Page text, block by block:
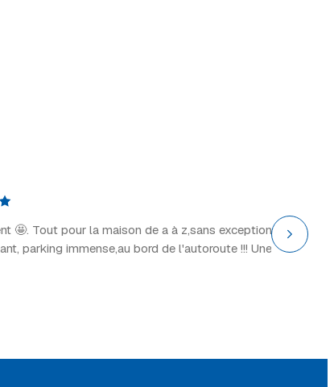
🤩. Tout pour la maison de a à z,sans exception
parking immense,au bord de l'autoroute !!! Une
il y a 2
“Grand